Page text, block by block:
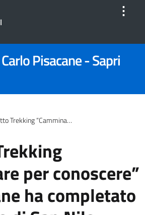
⋮
Pisacane - Sapri
Per Conoscere” – Il Pisacane Ha Completato Il Cammino Di San Nilo
per conoscere”
ha completato